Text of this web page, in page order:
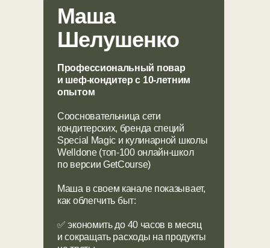
Маша
Шелушенко
Профессиональный повар
и шеф-кондитер с 10-летним
опытом
Cоосновательница сети
кондитерских, бренда специй
Special Magic и кулинарной школы
Welldone (топ-100 онлайн-школ
по версии GetCourse)
Маша в своем канале показывает,
как облегчить быт:
✅ экономить до 40 часов в месяц
и сокращать расходы на продукты